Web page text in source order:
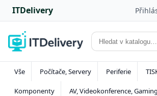
ITDelivery
Vše Počítače, Servery Periferie
Komponenty AV, Videokonference, Gaming